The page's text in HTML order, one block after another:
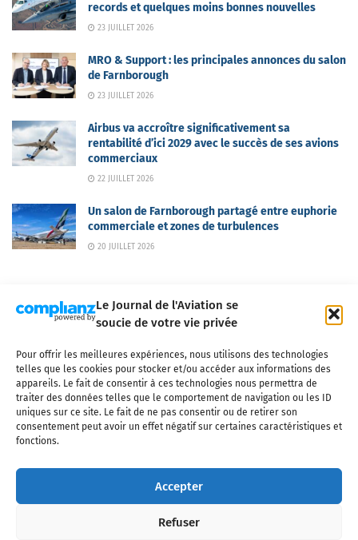
Le Journal de l'Aviation se
soucie de votre vie privée
Pour offrir les meilleures expériences, nous utilisons des technologies
telles que les cookies pour stocker et/ou accéder aux informations des
appareils. Le fait de consentir à ces technologies nous permettra de
traiter des données telles que le comportement de navigation ou les ID
uniques sur ce site. Le fait de ne pas consentir ou de retirer son
consentement peut avoir un effet négatif sur certaines caractéristiques et
fonctions.
Accepter
Refuser
records et quelques moins bonnes nouvelles
23 JUILLET 2026
MRO & Support : les principales annonces du salon
de Farnborough
23 JUILLET 2026
Airbus va accroître significativement sa
rentabilité d’ici 2029 avec le succès de ses avions
commerciaux
22 JUILLET 2026
Un salon de Farnborough partagé entre euphorie
commerciale et zones de turbulences
20 JUILLET 2026
Qui sommes-nous ? Nous contacter
Partenaires
Mentions légales
CGV Politique de confidentialité Cookies
l'industrie aéronautique, l'aviation commerciale, l'aviation d'affaires, les
civils, l'aéronautique de défense et l'industrie spatiale. Toute reproduction,